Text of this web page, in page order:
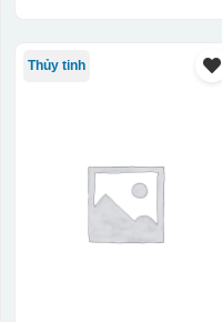
Thủy tinh